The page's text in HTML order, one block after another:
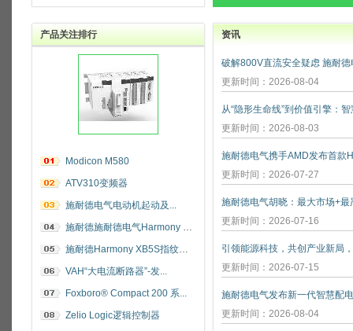
产品关注排行
Modicon M580
ATV310变频器
施耐德电气电动机起动及...
施耐德施耐德电气Harmony 指纹开关
施耐德Harmony XB5S指纹识别开关
VAH“大电流断路器”-发...
Foxboro® Compact 200 系...
Zelio Logic逻辑控制器
资讯
更新时间：2026-08-04
更新时间：2026-08-03
施耐德电气携手AMD发布首款
更新时间：2026-07-27
更新时间：2026-07-16
更新时间：2026-07-15
施耐德电气发布新一代智慧配
更新时间：2026-08-04